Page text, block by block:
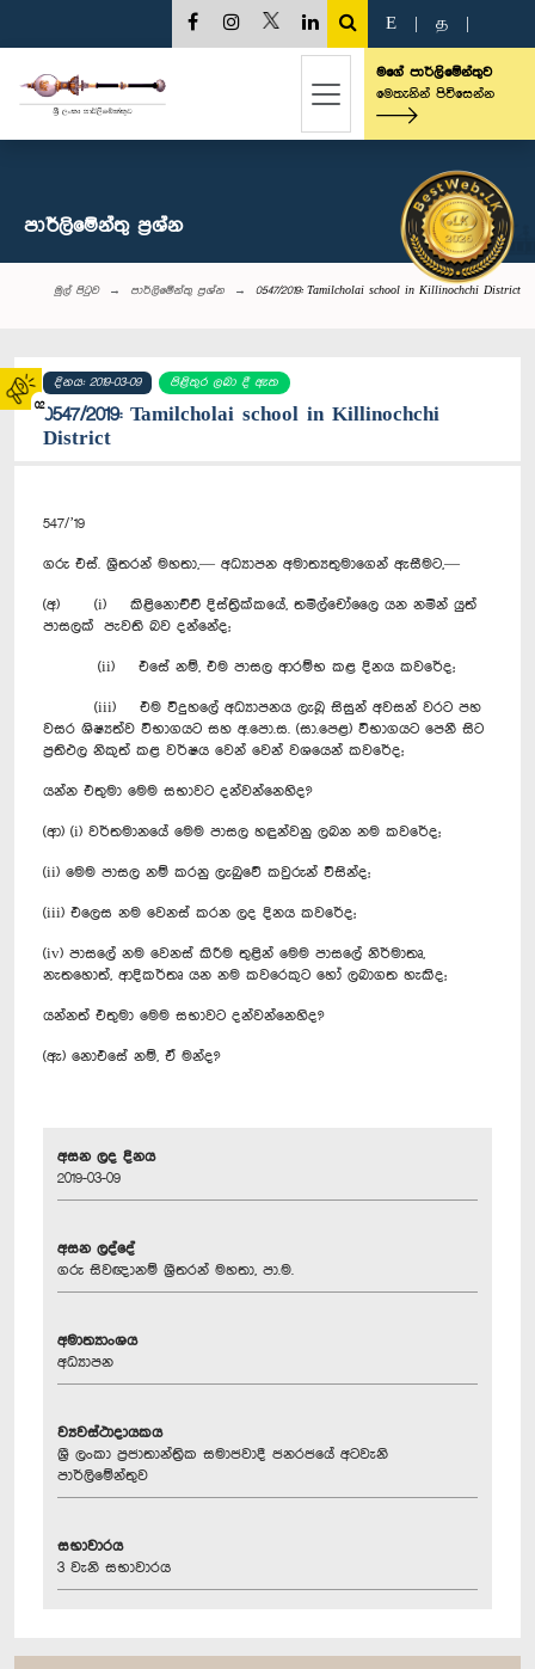
02
E த
මගේ පාර්ලිමේන්තුව
මෙතැනින් පිවිසෙන්න
පාර්ලි‌මේන්තු‌ ප්‍රශ්න
මුල් පිටුව පාර්ලි‌මේන්තු‌ ප්‍රශ්න 0547/2019: Tamilcholai school in Killinochchi District
දිනය: 2019-03-09 පිළිතුර ලබා දී ඇත
0547/2019: Tamilcholai school in Killinochchi
District
547/’19
ගරු එස්. ශ්‍රීතරන් මහතා,— අධ්‍යාපන අමාත්‍යතුමාගෙන් ඇසීමට,—
(අ) (i) කිළිනොච්ච් දිස්ත්‍රික්කයේ, තමිල්චෝලෛ යන නමින් යුත්
පාසලක් පැවති බව දන්නේද;
(ii) එසේ නම්, එම පාසල ආරම්භ කළ දිනය කවරේද;
(iii) එම විදුහලේ අධ්‍යාපනය ලැබූ සිසුන් අවසන් වරට පහ
වසර ශිෂ්‍යත්ව විභාගයට සහ අ.පො.ස. (සා.පෙළ) විභාගයට පෙනී සිට
ප්‍රතිඵල නිකුත් කළ වර්ෂය වෙන් වෙන් වශයෙන් කවරේද;
යන්න එතුමා මෙම සභාවට දන්වන්නෙහිද?
(ආ) (i) වර්තමානයේ මෙම පාසල හඳුන්වනු ලබන නම කවරේද;
(ii) මෙම පාසල නම් කරනු ලැබුවේ කවුරුන් විසින්ද;
(iii) එලෙස නම වෙනස් කරන ලද දිනය කවරේද;
(iv) පාසලේ නම වෙනස් කිරීම තුළින් මෙම පාසලේ නිර්මාතෘ,
නැතහොත්, ආදිකර්තෘ යන නම කවරෙකුට හෝ ලබාගත හැකිද;
යන්නත් එතුමා මෙම සභාවට දන්වන්නෙහිද?
(ඇ) නොඑසේ නම්, ඒ මන්ද?
අසන ලද දිනය
2019-03-09
අසන ලද්දේ
ගරු සිවඥානම් ශ්‍රීතරන් මහතා, පා.ම.
අමාත්‍යාංශය
අධ්‍යාපන
ව්‍යවස්ථාදායකය
ශ්‍රී ලංකා ප්‍රජාතාන්ත්‍රික සමාජවාදී ජනරජයේ අටවැනි
පාර්ලිමේන්තුව
සභාවාරය
3 වැනි සභාවාරය